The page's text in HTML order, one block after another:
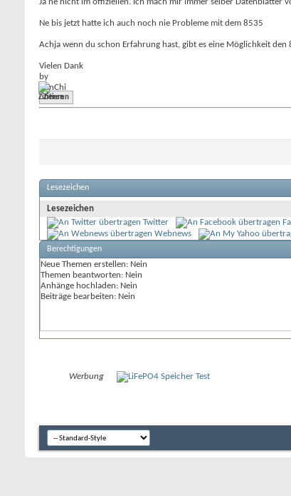
Ne bis jetzt hatte ich auch noch nie Probleme mit dem 8535
Achja wenn du schon Erfahrung hast, gibt es eine Möglichkeit
Vielen Dank
by
DanChi
Zitieren
Lesezeichen
Lesezeichen
Twitter
Webnews
Berechtigungen
Neue Themen erstellen: Nein
Themen beantworten: Nein
Anhänge hochladen: Nein
Beiträge bearbeiten: Nein
Werbung